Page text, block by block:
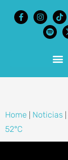
Home Noticias
52°C